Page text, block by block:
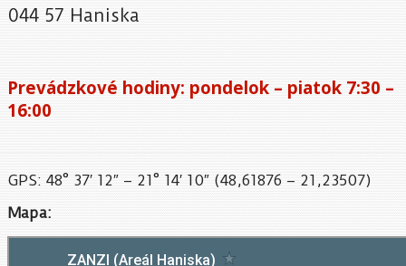
044 57 Haniska
Prevádzkové hodiny: pondelok – piatok 7:30 –
16:00
GPS: 48° 37′ 12″ – 21° 14′ 10″ (48,61876 – 21,23507)
Mapa: